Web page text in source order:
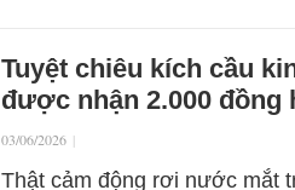
Tuyệt chiêu kích cầu
được nhận 2.000 đồng
03/06/2026 |
Thật cảm động rơi nước mắt